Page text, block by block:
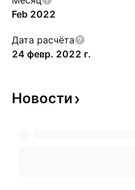
Feb 2022
Дата расчёта
24 февр. 2022 г.
Новости